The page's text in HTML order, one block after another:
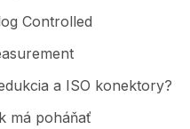
Controlled
a ISO konektory?
má poháňať